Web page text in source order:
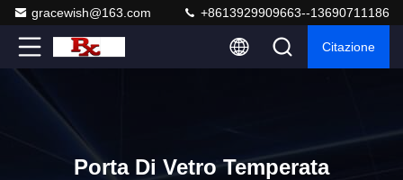
gracewish@163.com +8613929909663--13690711186
Citazione
Porta Di Vetro Temperata